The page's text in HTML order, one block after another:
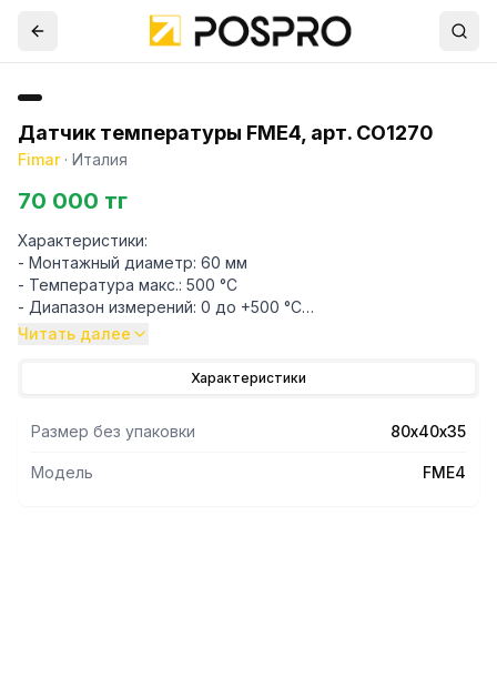
Датчик температуры FME4, арт. CO1270
Fimar· Италия
70 000 тг
Характеристики:
- Монтажный диаметр: 60 мм
- Температура макс.: 500 °C
- Диапазон измерений: 0 до +500 °C
- Диаметр датчика: 10 мм
- Длина капиллярной трубки: 700 мм
FIMAR:
FML4-4, FML6-6, FML9-9, FMLW6-6
FML4, FML6, FML9, FMLW6
Читать далее
Характеристики
Размер без упаковки 80х40х35
Модель FME4